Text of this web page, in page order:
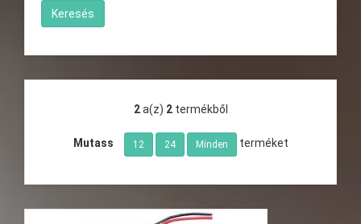
2a(z) 2 termékből
Mutass 12 24 Minden terméket